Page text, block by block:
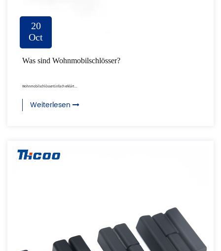
20
Oct
Was sind Wohnmobilschlösser?
Wohnmobilschlösser Einfach erklärt ...
Weiterlesen